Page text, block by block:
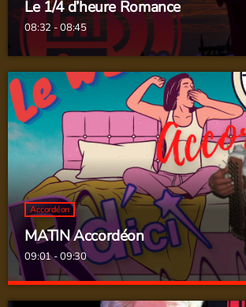
Le 1/4 d’heure Romance
08:32 - 08:45
Accordéon
MATIN Accordéon
09:01 - 09:30
MATIN Accordéon